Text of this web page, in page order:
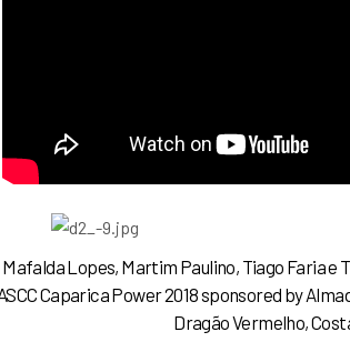
Mafalda Lopes, Martim Paulino, Tiago Faria e
Caparica Power 2018 sponsored by
Dragão Vermelho,